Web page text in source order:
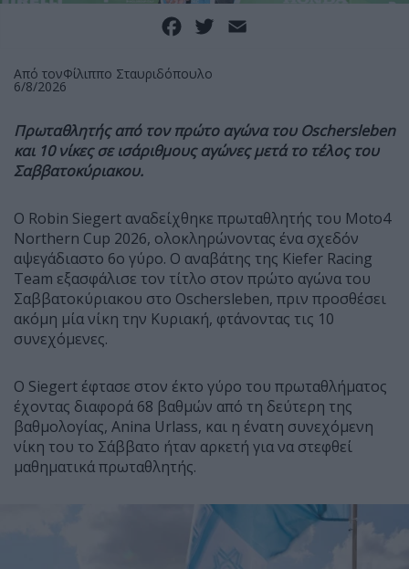
Facebook
Twitter
Από τονΦίλιππο Σταυριδόπουλο
6/8/2026
Πρωταθλητής από τον πρώτο αγώνα του Oschersleben
και 10 νίκες σε ισάριθμους αγώνες μετά το τέλος του
Σαββατοκύριακου.
Ο Robin Siegert αναδείχθηκε πρωταθλητής του Moto4
Northern Cup 2026, ολοκληρώνοντας ένα σχεδόν
αψεγάδιαστο 6o γύρο. Ο αναβάτης της Kiefer Racing
Team εξασφάλισε τον τίτλο στον πρώτο αγώνα του
Σαββατοκύριακου στο Oschersleben, πριν προσθέσει
ακόμη μία νίκη την Κυριακή, φτάνοντας τις 10
συνεχόμενες.
Ο Siegert έφτασε στον έκτο γύρο του πρωταθλήματος
έχοντας διαφορά 68 βαθμών από τη δεύτερη της
βαθμολογίας, Anina Urlass, και η ένατη συνεχόμενη
νίκη του το Σάββατο ήταν αρκετή για να στεφθεί
μαθηματικά πρωταθλητής.